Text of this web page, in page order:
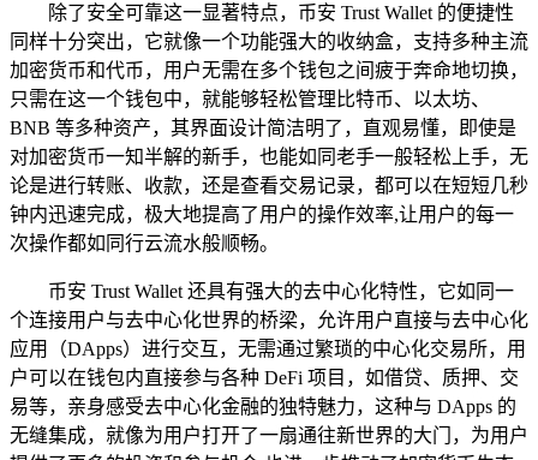
除了安全可靠这一显著特点，币安 Trust Wallet 的便捷性
同样十分突出，它就像一个功能强大的收纳盒，支持多种主流
加密货币和代币，用户无需在多个钱包之间疲于奔命地切换，
只需在这一个钱包中，就能够轻松管理比特币、以太坊、
BNB 等多种资产，其界面设计简洁明了，直观易懂，即使是
对加密货币一知半解的新手，也能如同老手一般轻松上手，无
论是进行转账、收款，还是查看交易记录，都可以在短短几秒
钟内迅速完成，极大地提高了用户的操作效率,让用户的每一
次操作都如同行云流水般顺畅。
币安 Trust Wallet 还具有强大的去中心化特性，它如同一
个连接用户与去中心化世界的桥梁，允许用户直接与去中心化
应用（DApps）进行交互，无需通过繁琐的中心化交易所，用
户可以在钱包内直接参与各种 DeFi 项目，如借贷、质押、交
易等，亲身感受去中心化金融的独特魅力，这种与 DApps 的
无缝集成，就像为用户打开了一扇通往新世界的大门，为用户